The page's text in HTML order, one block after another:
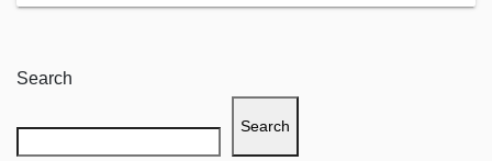
Search
Search